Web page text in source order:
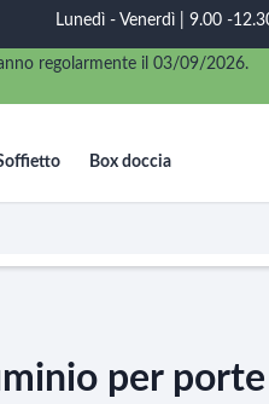
Lunedì - Venerdì | 9.00 -
regolarmente il 03/09/2026.
Box doccia
per porte